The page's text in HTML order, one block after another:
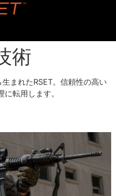
術
まれたRSET。信頼性の高い
転用します。